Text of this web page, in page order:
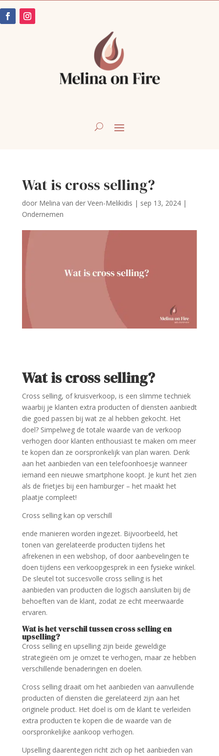
Wat is cross selling?
door Melina van der Veen-Melikidis | sep 13, 2024|
Ondernemen
Wat is cross selling?
Cross selling, of kruisverkoop, is een slimme techniek
waarbij je klanten extra producten of diensten aanbiedt
die goed passen bij wat ze al hebben gekocht. Het
doel? Simpelweg de totale waarde van de verkoop
verhogen door klanten enthousiast te maken om meer
te kopen dan ze oorspronkelijk van plan waren. Denk
aan het aanbieden van een telefoonhoesje wanneer
iemand een nieuwe smartphone koopt. Je kunt het zien
als de frietjes bij een hamburger – het maakt het
plaatje compleet!
Cross selling kan op verschill
ende manieren worden ingezet. Bijvoorbeeld, het
tonen van gerelateerde producten tijdens het
afrekenen in een webshop, of door aanbevelingen te
doen tijdens een verkoopgesprek in een fysieke winkel.
De sleutel tot succesvolle cross selling is het
aanbieden van producten die logisch aansluiten bij de
behoeften van de klant, zodat ze echt meerwaarde
ervaren.
Wat is het verschil tussen cross selling en
upselling?
Cross selling en upselling zijn beide geweldige
strategieën om je omzet te verhogen, maar ze hebben
verschillende benaderingen en doelen.
Cross selling draait om het aanbieden van aanvullende
producten of diensten die gerelateerd zijn aan het
originele product. Het doel is om de klant te verleiden
extra producten te kopen die de waarde van de
oorspronkelijke aankoop verhogen.
Upselling daarentegen richt zich op het aanbieden van